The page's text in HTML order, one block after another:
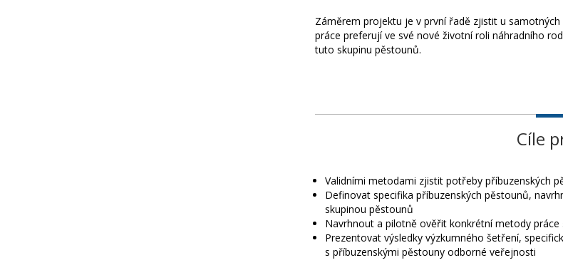
Záměrem projektu je v první řadě zjistit u
práce preferují ve své nové životní roli náhradního
tuto skupinu pěstounů.
Cíle
Validními metodami zjistit potřeby příbuzenských
Definovat specifika příbuzenských pěstounů,
skupinou pěstounů
Navrhnout a pilotně ověřit konkrétní metody
Prezentovat výsledky výzkumného šetření,
s příbuzenskými pěstouny odborné veřejnosti